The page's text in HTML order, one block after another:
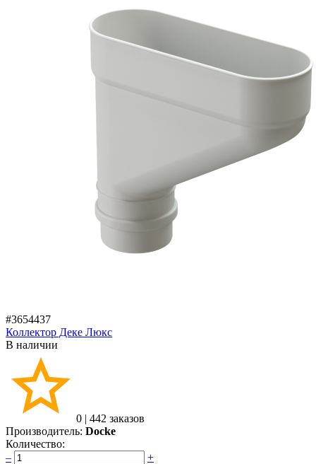
#3654437
Коллектор Деке Люкс
В наличии
0 | 442 заказов
Производитель: Docke
Количество:
–
+